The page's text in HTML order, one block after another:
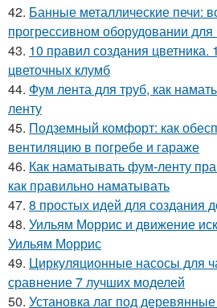
42. Банные металлические печи:
прогрессивном оборудовании для
43. 10 правил создания цветника.
цветочных клумб
44. Фум лента для труб, как
ленту
45. Подземный комфорт: как
вентиляцию в погребе и гараже
46. Как наматывать фум-ленту
как правильно наматывать
47. 8 простых идей для создания
48. Уильям Моррис и движение
Уильям Моррис
49. Циркуляционные насосы для
сравнение 7 лучших моделей
50. Установка лаг под